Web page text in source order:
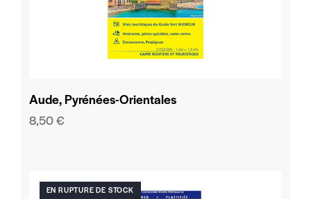
Aude, Pyrénées-Orientales
8,50€
EN RUPTURE DE STOCK